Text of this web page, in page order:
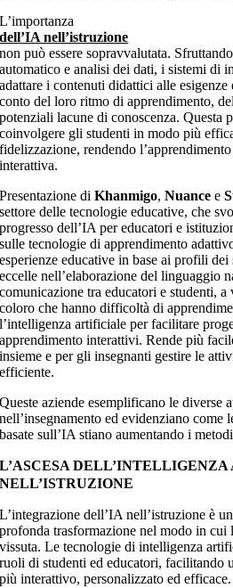
L’importanza
dell’IA nell’istruzione
non può essere sopravvalutata.
automatico e analisi dei dati, i sistemi di
adattare i contenuti didattici alle
conto del loro ritmo di apprendimento,
potenziali lacune di conoscenza. Questa
coinvolgere gli studenti in modo più
fidelizzazione, rendendo
interattiva.
Presentazione diKhanmigo,Nuance e
settore delle tecnologie educative, che
progresso dell’IA per educatori e
sulle tecnologie di apprendimento
esperienze educative in base ai profili
eccelle nell’elaborazione del linguaggio
comunicazione tra educatori e studenti,
coloro che hanno difficoltà di
l’intelligenza artificiale per facilitare
apprendimento interattivi. Rende più
insieme e per gli insegnanti gestire le
efficiente.
Queste aziende esemplificano le diverse
nell’insegnamento ed evidenziano come
basate sull’IA stiano aumentando i
L’ASCESA
NELL’ISTRUZIONE
L’integrazione dell’IA nell’istruzione è
profonda trasformazione nel modo in cui
vissuta. Le tecnologie di intelligenza
ruoli di studenti ed educatori, facilitando
più interattivo, personalizzato ed efficace.